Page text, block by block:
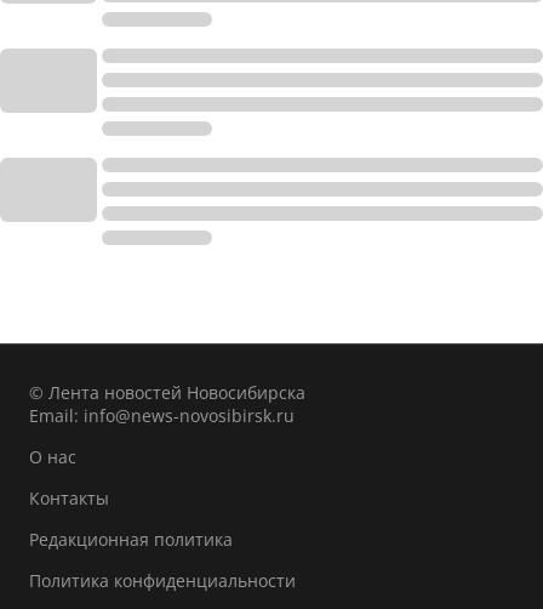
© Лента новостей Новосибирска
Email: info@news-novosibirsk.ru
О нас
Контакты
Редакционная политика
Политика конфиденциальности